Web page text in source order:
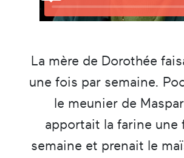
La mère de Dorothée
une fois par semaine.
le meunier de
apportait la farine une
semaine et prenait le